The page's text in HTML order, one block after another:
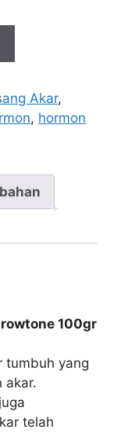
Akar,
, hormon
100gr
tumbuh yang
akar.
telah